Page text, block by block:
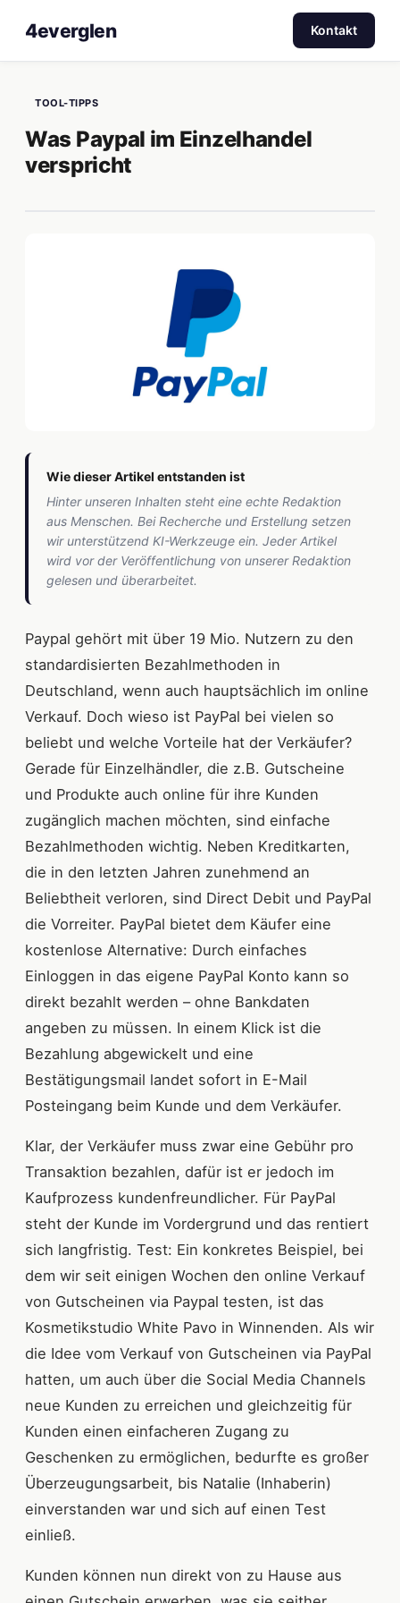
4everglen Kontakt
TOOL-TIPPS
Was Paypal im Einzelhandel
verspricht
Wie dieser Artikel entstanden ist
Hinter unseren Inhalten steht eine echte Redaktion
aus Menschen. Bei Recherche und Erstellung setzen
wir unterstützend KI-Werkzeuge ein. Jeder Artikel
wird vor der Veröffentlichung von unserer Redaktion
gelesen und überarbeitet.
Paypal gehört mit über 19 Mio. Nutzern zu den
standardisierten Bezahlmethoden in
Deutschland, wenn auch hauptsächlich im online
Verkauf. Doch wieso ist PayPal bei vielen so
beliebt und welche Vorteile hat der Verkäufer?
Gerade für Einzelhändler, die z.B. Gutscheine
und Produkte auch online für ihre Kunden
zugänglich machen möchten, sind einfache
Bezahlmethoden wichtig. Neben Kreditkarten,
die in den letzten Jahren zunehmend an
Beliebtheit verloren, sind Direct Debit und PayPal
die Vorreiter. PayPal bietet dem Käufer eine
kostenlose Alternative: Durch einfaches
Einloggen in das eigene PayPal Konto kann so
direkt bezahlt werden – ohne Bankdaten
angeben zu müssen. In einem Klick ist die
Bezahlung abgewickelt und eine
Bestätigungsmail landet sofort in E-Mail
Posteingang beim Kunde und dem Verkäufer.
Klar, der Verkäufer muss zwar eine Gebühr pro
Transaktion bezahlen, dafür ist er jedoch im
Kaufprozess kundenfreundlicher. Für PayPal
steht der Kunde im Vordergrund und das rentiert
sich langfristig. Test: Ein konkretes Beispiel, bei
dem wir seit einigen Wochen den online Verkauf
von Gutscheinen via Paypal testen, ist das
Kosmetikstudio White Pavo in Winnenden. Als wir
die Idee vom Verkauf von Gutscheinen via PayPal
hatten, um auch über die Social Media Channels
neue Kunden zu erreichen und gleichzeitig für
Kunden einen einfacheren Zugang zu
Geschenken zu ermöglichen, bedurfte es großer
Überzeugungsarbeit, bis Natalie (Inhaberin)
einverstanden war und sich auf einen Test
einließ.
Kunden können nun direkt von zu Hause aus